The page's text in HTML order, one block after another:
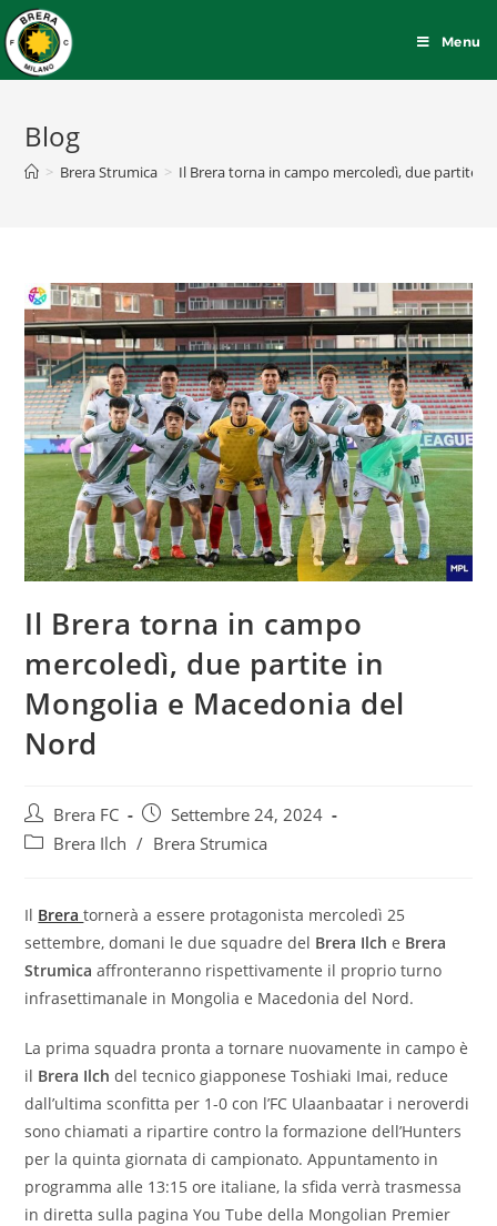
Menu
Blog
> Brera Strumica > Il Brera torna in campo mercoledì, due partite
Il Brera torna in campo
mercoledì, due partite in
Mongolia e Macedonia del
Nord
Brera FC
Settembre 24, 2024
Brera Ilch / Brera Strumica
Il Breratornerà a essere protagonista mercoledì 25
settembre, domani le due squadre del Brera Ilch e Brera
Strumica affronteranno rispettivamente il proprio turno
infrasettimanale in Mongolia e Macedonia del Nord.
La prima squadra pronta a tornare nuovamente in campo è
il Brera Ilchdel tecnico giapponese Toshiaki Imai, reduce
dall’ultima sconfitta per 1-0 con l’FC Ulaanbaatar i neroverdi
sono chiamati a ripartire contro la formazione dell’Hunters
per la quinta giornata di campionato. Appuntamento in
programma alle 13:15 ore italiane, la sfida verrà trasmessa
in diretta sulla pagina You Tube della Mongolian Premier